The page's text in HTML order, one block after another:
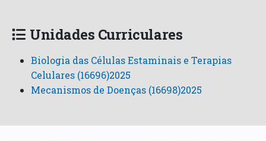
Unidades Curriculares
Biologia das Células Estaminais e Terapias
Celulares (16696)2025
Mecanismos de Doenças (16698)2025